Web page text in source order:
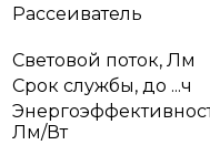
Рассеиватель
Световой поток, Лм
Срок службы, до ...ч
Лм/Вт